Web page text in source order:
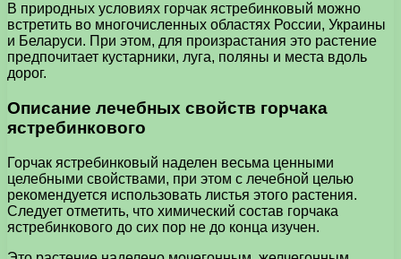
В природных условиях горчак ястребинковый можно
встретить во многочисленных областях России, Украины
и Беларуси. При этом, для произрастания это растение
предпочитает кустарники, луга, поляны и места вдоль
дорог.
Описание лечебных свойств горчака
ястребинкового
Горчак ястребинковый наделен весьма ценными
целебными свойствами, при этом с лечебной целью
рекомендуется использовать листья этого растения.
Следует отметить, что химический состав горчака
ястребинкового до сих пор не до конца изучен.